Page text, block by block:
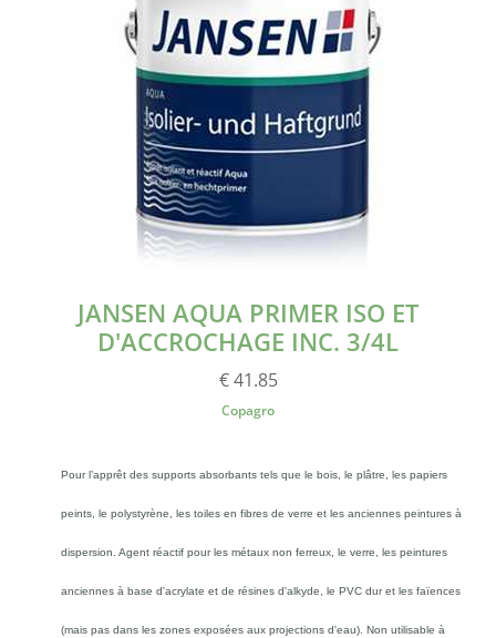
JANSEN AQUA PRIMER ISO ET
D'ACCROCHAGE INC. 3/4L
€ 41.85
Copagro
Pour l’apprêt des supports absorbants tels que le bois, le plâtre, les papiers
peints, le polystyrène, les toiles en fibres de verre et les anciennes peintures à
dispersion. Agent réactif pour les métaux non ferreux, le verre, les peintures
anciennes à base d'acrylate et de résines d'alkyde, le PVC dur et les faïences
(mais pas dans les zones exposées aux projections d'eau). Non utilisable à